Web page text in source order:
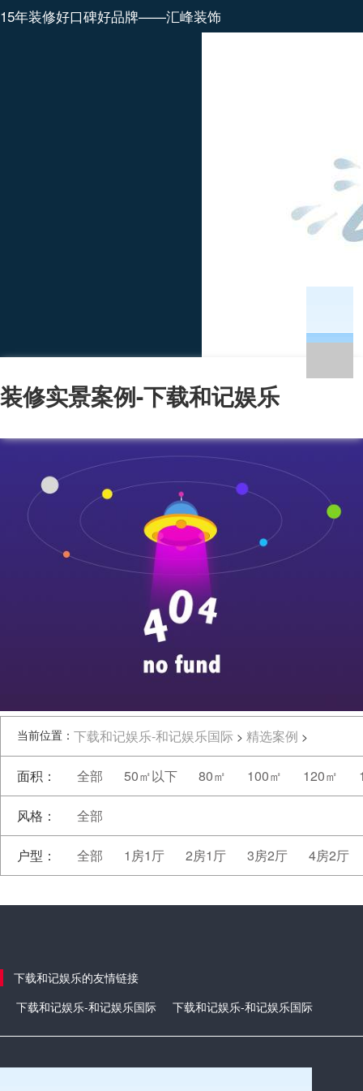
15年装修好口碑好品牌——汇峰装饰
装修实景案例-下载和记娱乐
当前位置： 下载和记娱乐-和记娱乐国际 > 精选案例 >
面积： 全部 50㎡以下 80㎡ 100㎡ 120㎡
风格： 全部
户型： 全部 1房1厅 2房1厅 3房2厅 4房2厅
下载和记娱乐的友情链接
下载和记娱乐-和记娱乐国际
下载和记娱乐-和记娱乐国际